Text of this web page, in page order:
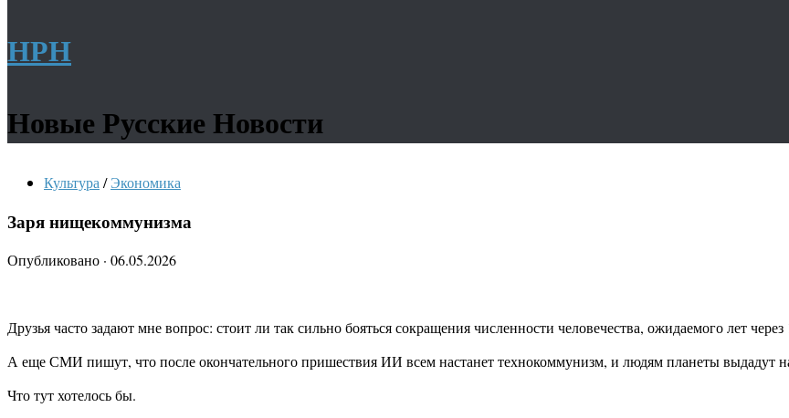
НРН
Новые Русские Новости
Культура / Экономика
Заря нищекоммунизма
Опубликовано · 06.05.2026
Друзья часто задают мне вопрос: стоит ли так сильно бояться сокращения численности человечества, ожидаемого лет
А еще СМИ пишут, что после окончательного пришествия ИИ всем настанет технокоммунизм, и людям планеты выдадут
Что тут хотелось бы.